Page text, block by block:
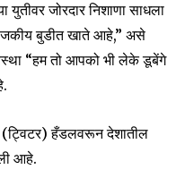
जोरदार निशाणा साधला
बुडीत खाते आहे,” असे
“हम तो आपको भी लेके डूबेंगे
(ट्विटर) हँडलवरून देशातील
आहे.